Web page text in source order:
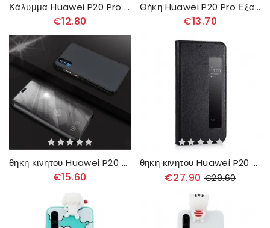
Κάλυμμα Huawei P20 Pro Flowery Skull 3d
€12.80
Θήκη Huawei P20 Pro Εξαιρετικά Ανθεκτικό
€13.70
θηκη κινητου Huawei P20 Pro Καθρέφτης Και Συνθετικό Δέρμα
€15.60
θηκη κινητου Huawei P20 Pro Γνήσιο Δέρμα
€27.90 €29.60